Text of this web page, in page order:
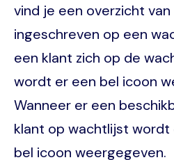
vind je een overzicht
ingeschreven op een
een klant zich op de
wordt er een bel icoon
Wanneer er een
klant op wachtlijst wordt
bel icoon weergegeven.